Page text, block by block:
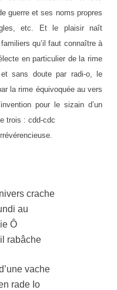
guerre et ses noms propres
etc. Et le plaisir naît
qu’il faut connaître à
en particulier de la rime
sans doute par radi-o, le
la rime équivoquée au vers
pour le sizain d’un
trois : cdd-cdc
crache
au
Ô
rabâche
vache
rade Io